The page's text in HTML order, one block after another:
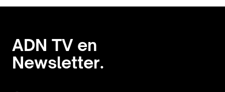
ADN TV en
Newsletter.